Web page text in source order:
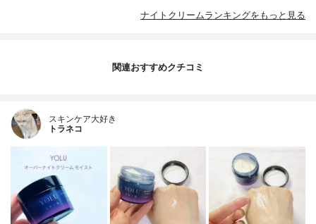
ナイトクリームランキングをもっと見る
関連おすすめクチコミ
スキンケア大好き
トラネコ